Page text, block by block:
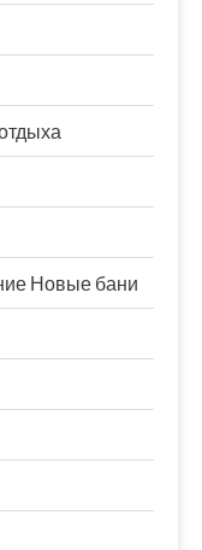
Новые бани